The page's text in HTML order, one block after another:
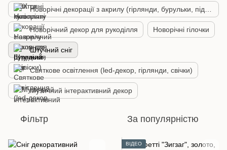
Новорічний декор для рукоділля Новорічні гілочки
Штучний сніг
Святкове освітлення (led-декор, гірлянди, свічки)
Музичний інтерактивний декор
Фільтр За популярністю
ВІДЕО